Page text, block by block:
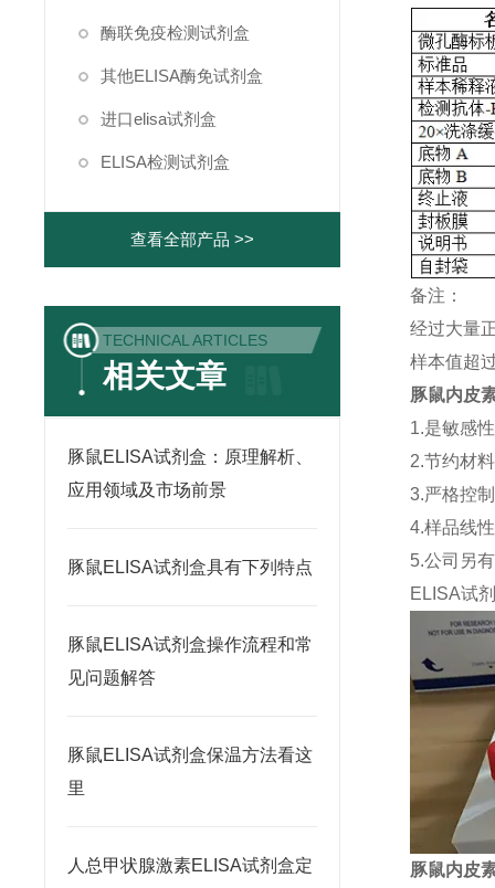
酶联免疫检测试剂盒
其他ELISA酶免试剂盒
进口elisa试剂盒
ELISA检测试剂盒
查看全部产品 >>
TECHNICAL ARTICLES
相关文章
豚鼠ELISA试剂盒：原理解析、
应用领域及市场前景
豚鼠ELISA试剂盒具有下列特点
豚鼠ELISA试剂盒操作流程和常
见问题解答
豚鼠ELISA试剂盒保温方法看这
里
人总甲状腺激素ELISA试剂盒定
备注：
经过大量
样本值超
豚鼠内皮
1.是敏感
2.节约材
3.严格控
4.样品线
5.公司另
ELISA试
豚鼠内皮